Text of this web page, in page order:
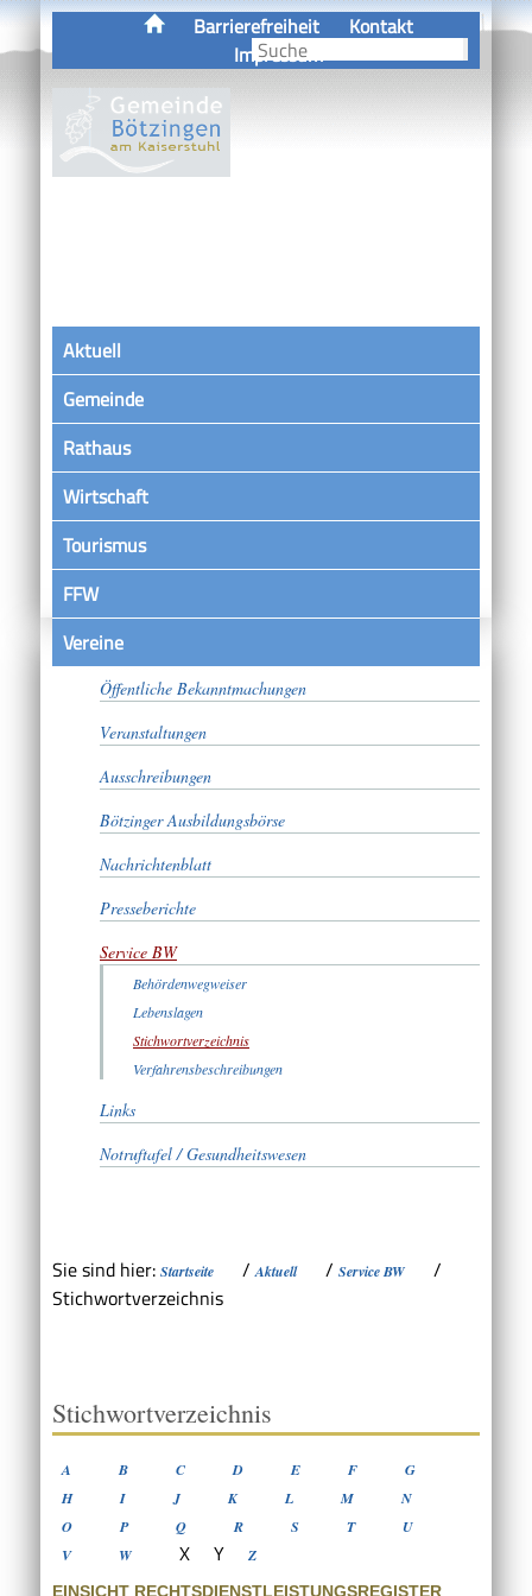
Barrierefreiheit
Kontakt
Impressum
Aktuell
Gemeinde
Rathaus
Wirtschaft
Tourismus
FFW
VereineSatzungen
Öffentliche Bekanntmachungen
Veranstaltungen
Ausschreibungen
Bötzinger Ausbildungsbörse
Nachrichtenblatt
Presseberichte
Service BW
Behördenwegweiser
Lebenslagen
Stichwortverzeichnis
Verfahrensbeschreibungen
Links
Notruftafel / Gesundheitswesen
Sie sind hier: Startseite /Aktuell / Service BW
/
Stichwortverzeichnis
Stichwortverzeichnis
A B C D E F
G
H
I J K L M
N
O
P Q R S T
U
V
W X Y Z
EINSICHT RECHTSDIENSTLEISTUNGSREGISTER